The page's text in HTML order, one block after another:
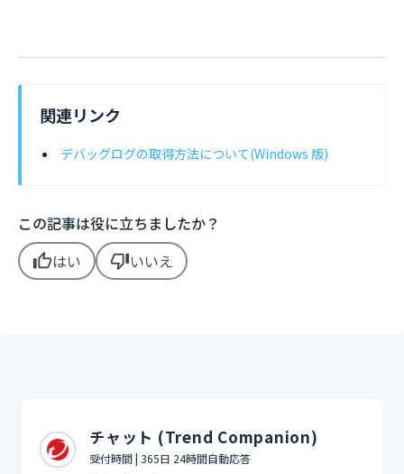
関連リンク
デバッグログの取得方法について(Windows 版)
この記事は役に立ちましたか？
thumb_upはい thumb_downいいえ
チャット (Trend Companion)
受付時間 | 365日 24時間自動応答